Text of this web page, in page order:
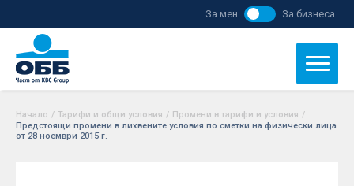
За мен За бизнеса
Начало / Тарифи и общи условия / Промени в тарифи и условия /
Предстоящи промени в лихвените условия по сметки на физически лица
от 28 ноември 2015 г.